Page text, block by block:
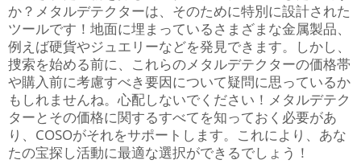
か？メタルデテクターは、そのために特別に設計された
ツールです！地面に埋まっているさまざまな金属製品、
例えば硬貨やジュエリーなどを発見できます。しかし、
捜索を始める前に、これらのメタルデテクターの価格帯
や購入前に考慮すべき要因について疑問に思っているか
もしれませんね。心配しないでください！メタルデテク
ターとその価格に関するすべてを知っておく必要があ
り、COSOがそれをサポートします。これにより、あな
たの宝探し活動に最適な選択ができるでしょう！